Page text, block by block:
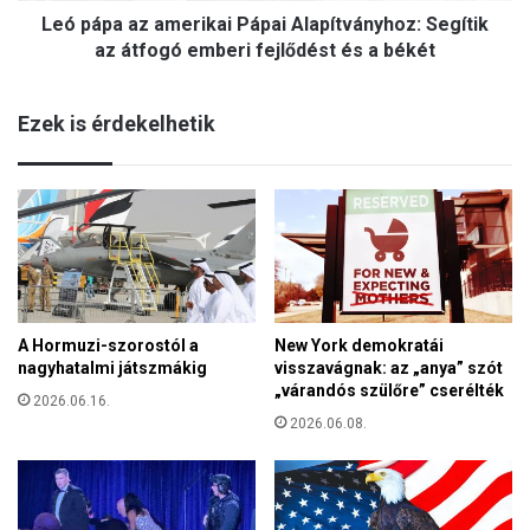
r
e
c
i
a
a
l
m
z
i
P
á
p
a
i
A
l
a
Leó pápa az amerikai Pápai Alapítványhoz: Segítik
az átfogó emberi fejlődést és a békét
Ezek is érdekelhetik
A Hormuzi-szorostól a
nagyhatalmi játszmákig
2026.06.16.
New York demokratái
visszavágnak: az „anya” szót
„várandós szülőre” cserélték
2026.06.08.